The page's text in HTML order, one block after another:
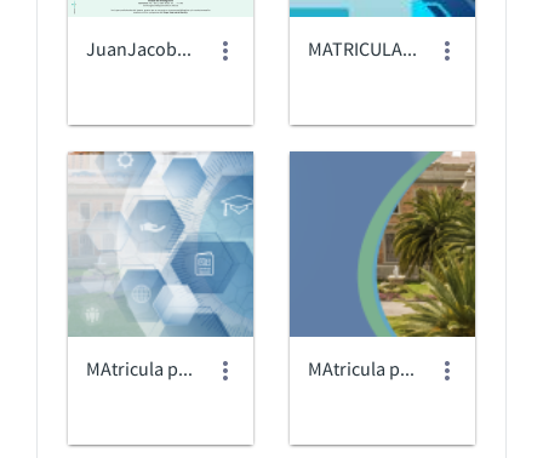
JuanJacobo_Whastapp.png MATRICULA-INTERNADO.jpg
MAtricula posgrados@3x.png MAtricula pregrado@3x.png